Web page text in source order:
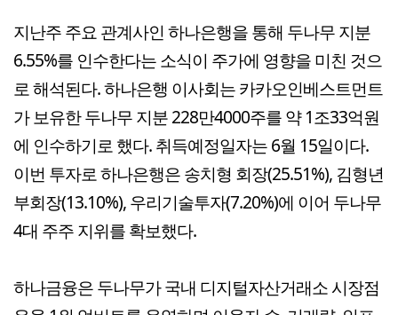
지난주 주요 관계사인 하나은행을 통해 두나무 지분
6.55%를 인수한다는 소식이 주가에 영향을 미친 것으
로 해석된다. 하나은행 이사회는 카카오인베스트먼트
가 보유한 두나무 지분 228만4000주를 약 1조33억원
에 인수하기로 했다. 취득예정일자는 6월 15일이다.
이번 투자로 하나은행은 송치형 회장(25.51%), 김형년
부회장(13.10%), 우리기술투자(7.20%)에 이어 두나무
4대 주주 지위를 확보했다.
하나금융은 두나무가 국내 디지털자산거래소 시장점